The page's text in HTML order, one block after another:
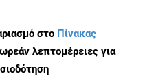
στο Πίνακας
λεπτομέρειες για